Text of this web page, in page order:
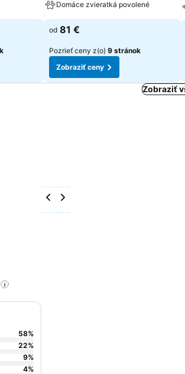
Domáce zvieratká povolené
od 81 €
Pozrieť ceny z(o) 9 stránok
Zobraziť ceny
Zobraziť
58%
22%
9%
4%